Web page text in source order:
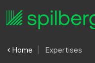
Home Expertises